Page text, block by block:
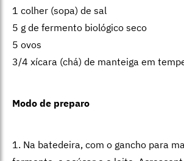
1 colher (sopa) de sal
5 g de fermento biológico seco
5 ovos
3/4 xícara (chá) de manteiga em
Modo de preparo
1. Na batedeira, com o gancho para